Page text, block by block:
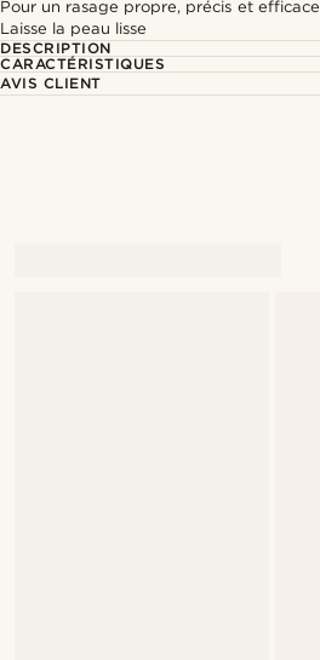
Pour un rasage propre, précis et efficace
Laisse la peau lisse
DESCRIPTION
CARACTÉRISTIQUES
AVIS CLIENT